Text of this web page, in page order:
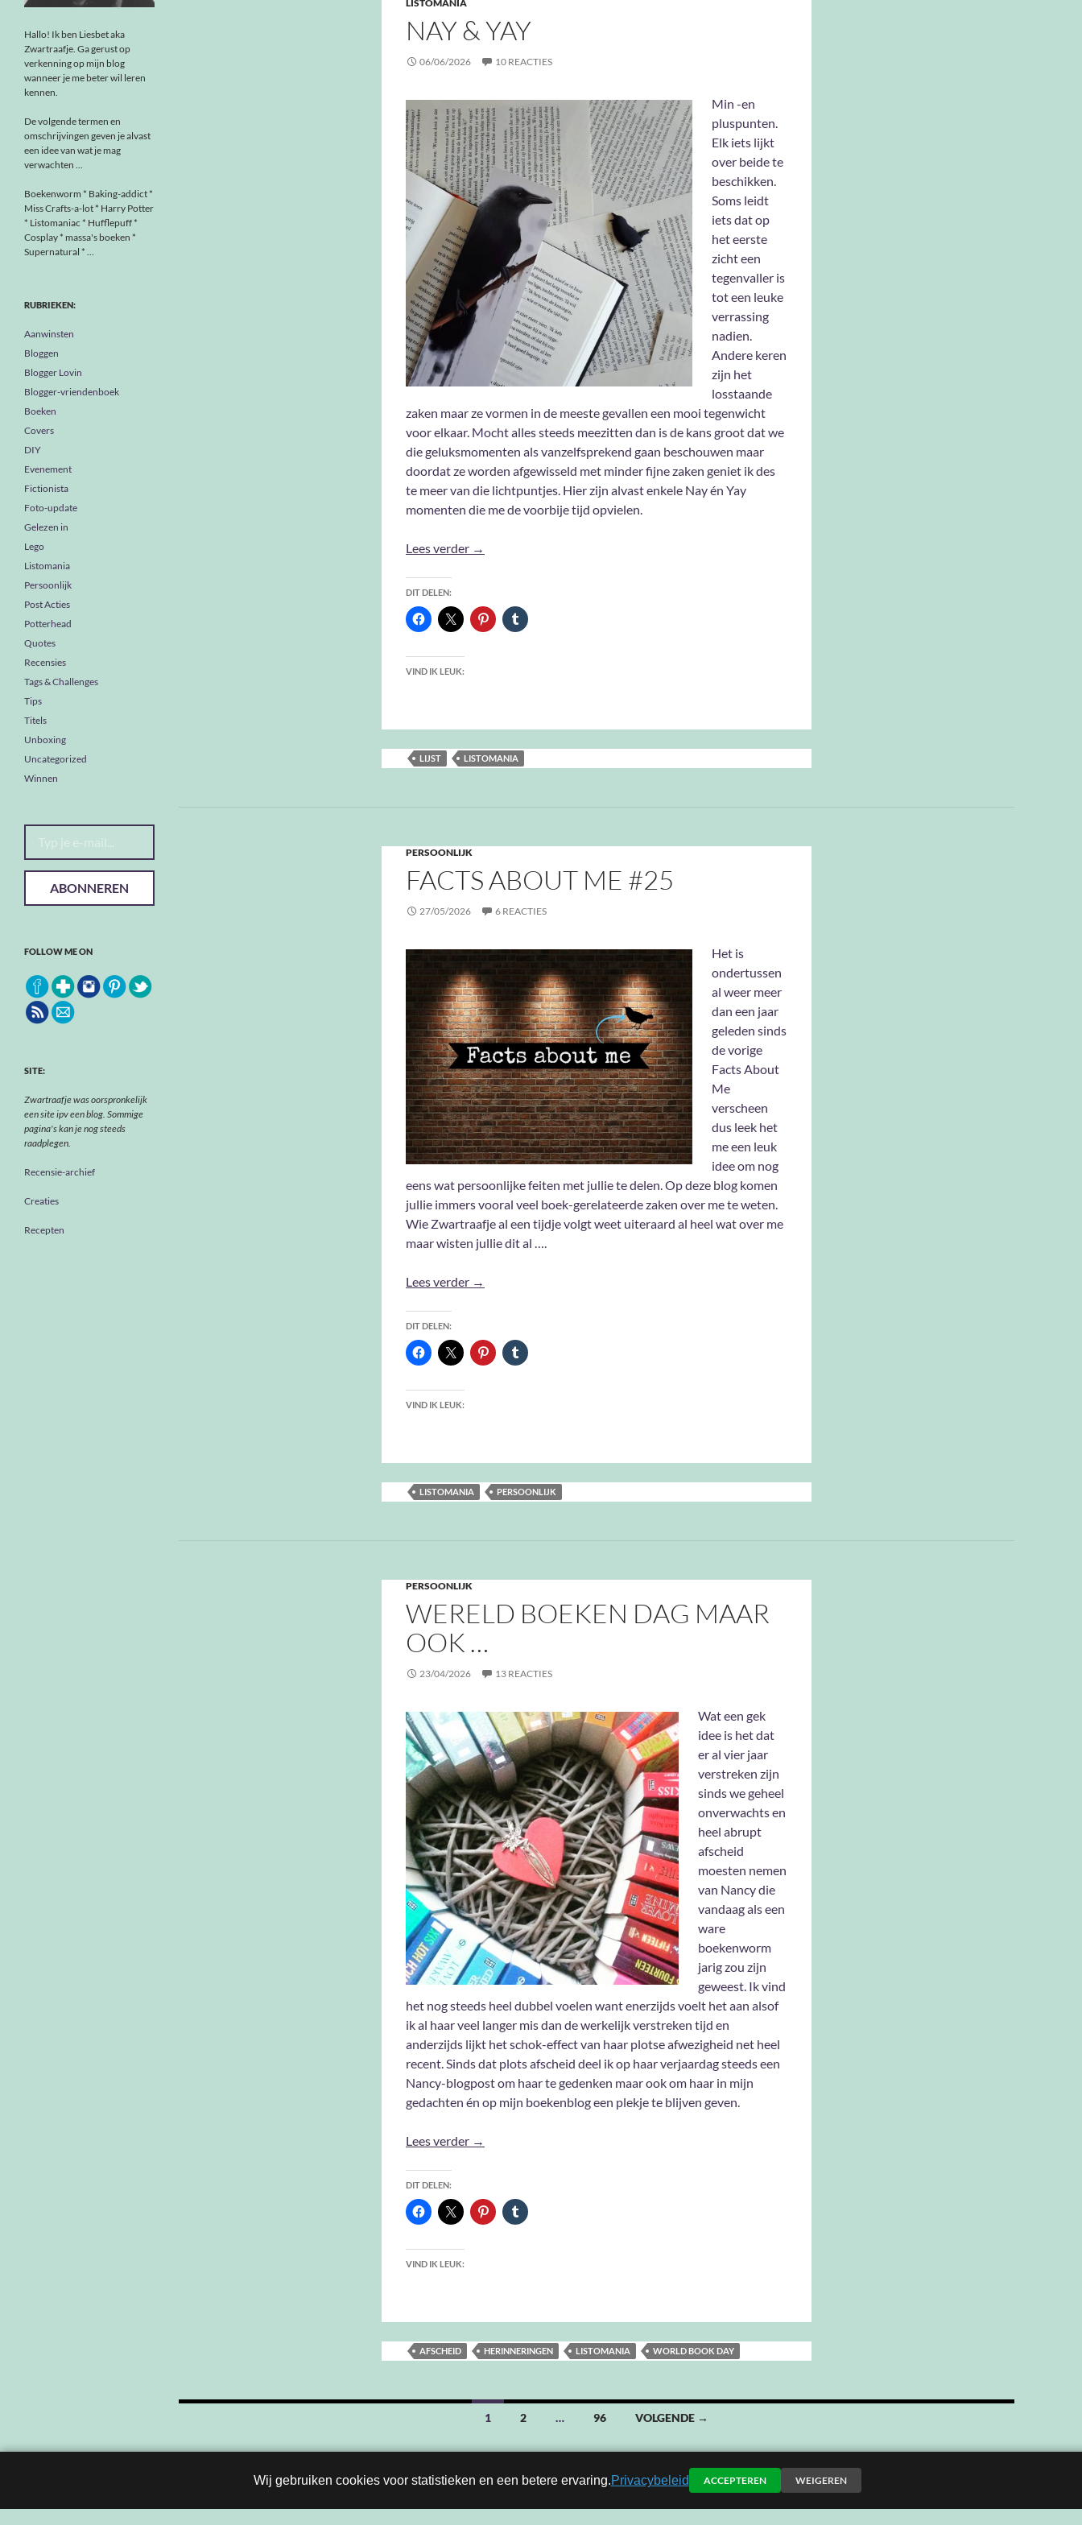
LISTOMANIA
NAY & YAY
06/06/2026 10 REACTIES
Min -en
pluspunten.
Elk iets lijkt
over beide te
beschikken.
Soms leidt
iets dat op
het eerste
zicht een
tegenvaller is
tot een leuke
verrassing
nadien.
Andere keren
zijn het
losstaande
zaken maar ze vormen in de meeste gevallen een mooi tegenwicht
voor elkaar. Mocht alles steeds meezitten dan is de kans groot dat we
die geluksmomenten als vanzelfsprekend gaan beschouwen maar
doordat ze worden afgewisseld met minder fijne zaken geniet ik des
te meer van die lichtpuntjes. Hier zijn alvast enkele Nay én Yay
momenten die me de voorbije tijd opvielen.
Lees verder Nay & Yay
→
DIT DELEN:
VIND IK LEUK:
LIJST LISTOMANIA
PERSOONLIJK
FACTS ABOUT ME #25
27/05/2026 6 REACTIES
Het is
ondertussen
al weer meer
dan een jaar
geleden sinds
de vorige
Facts About
Me
verscheen
dus leek het
me een leuk
idee om nog
eens wat persoonlijke feiten met jullie te delen. Op deze blog komen
jullie immers vooral veel boek-gerelateerde zaken over me te weten.
Wie Zwartraafje al een tijdje volgt weet uiteraard al heel wat over me
maar wisten jullie dit al ….
Lees verder Facts About Me #25
→
DIT DELEN:
VIND IK LEUK:
LISTOMANIA PERSOONLIJK
PERSOONLIJK
WERELD BOEKEN DAG MAAR
OOK …
23/04/2026 13 REACTIES
Wat een gek
idee is het dat
er al vier jaar
verstreken zijn
sinds we geheel
onverwachts en
heel abrupt
afscheid
moesten nemen
van Nancy die
vandaag als een
ware
boekenworm
jarig zou zijn
geweest. Ik vind
het nog steeds heel dubbel voelen want enerzijds voelt het aan alsof
ik al haar veel langer mis dan de werkelijk verstreken tijd en
anderzijds lijkt het schok-effect van haar plotse afwezigheid net heel
recent. Sinds dat plots afscheid deel ik op haar verjaardag steeds een
Nancy-blogpost om haar te gedenken maar ook om haar in mijn
gedachten én op mijn boekenblog een plekje te blijven geven.
Lees verder Wereld boeken dag maar ook …
→
DIT DELEN:
VIND IK LEUK:
AFSCHEID HERINNERINGEN LISTOMANIA WORLD BOOK DAY
navigatie
1 2 … 96 VOLGENDE →
Hallo! Ik ben Liesbet aka
Zwartraafje. Ga gerust op
verkenning op mijn blog
wanneer je me beter wil leren
kennen.
De volgende termen en
omschrijvingen geven je alvast
een idee van wat je mag
verwachten ...
Boekenworm * Baking-addict *
Miss Crafts-a-lot * Harry Potter
* Listomaniac * Hufflepuff *
Cosplay * massa's boeken *
Supernatural * ...
RUBRIEKEN:
Aanwinsten
Bloggen
Blogger Lovin
Blogger-vriendenboek
Boeken
Covers
DIY
Evenement
Fictionista
Foto-update
Gelezen in
Lego
Listomania
Persoonlijk
Post Acties
Potterhead
Quotes
Recensies
Tags & Challenges
Tips
Titels
Unboxing
Uncategorized
Winnen
Typ je e-mail...
ABONNEREN
FOLLOW ME ON
SITE:
Zwartraafje was oorspronkelijk
een site ipv een blog. Sommige
pagina's kan je nog steeds
raadplegen.
Recensie-archief
Creaties
Recepten
Wij gebruiken cookies voor statistieken en een betere ervaring.Privacybeleid ACCEPTEREN WEIGEREN